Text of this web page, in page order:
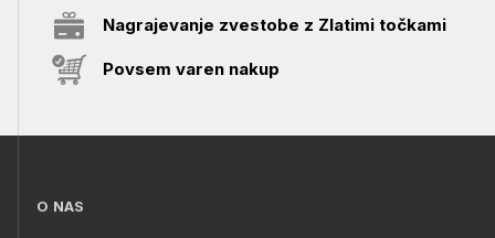
Nagrajevanje zvestobe z Zlatimi točkami
Povsem varen nakup
O NAS